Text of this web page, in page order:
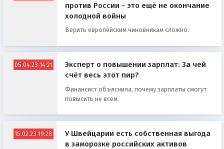
против России - это ещё не окончание
холодной войны
Верить европейским чиновникам сложно.
05.04.23 14:21
Эксперт о повышении зарплат: За чей
счёт весь этот пир?
Финансист объяснила, почему зарплаты смогут
повысить не всем.
15.02.23 19:28
У Швейцарии есть собственная выгода
в заморозке российских активов